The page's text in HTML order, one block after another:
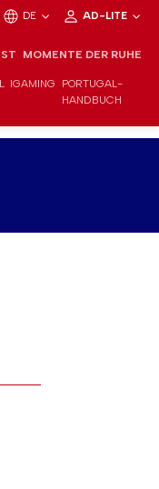
DE AD-LITE
MOMENTE DER RUHE
IGAMING
PORTUGAL-
HANDBUCH